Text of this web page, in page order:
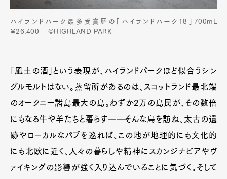
ハイランドパーク最多受賞歴の「ハイランドパーク18」700mL
￥26,400 ©HIGHLAND PARK
「風土の酒」という表現が、ハイランドパークほど似合うシン
グルモルトはない。蒸留所があるのは、スコットランド最北端
のオークニー諸島最大の島。わずか2万の島民が、その数倍
にもなる牛や羊たちと暮らす──そんな島を訪ね、太古の遺
跡やローカルなパブを巡れば、この地が地理的にも文化的
にも北欧に近く、人々の暮らしや精神にスカンジナビアやヴ
ァイキングの影響が強く入り込んでいることに気づく。そして